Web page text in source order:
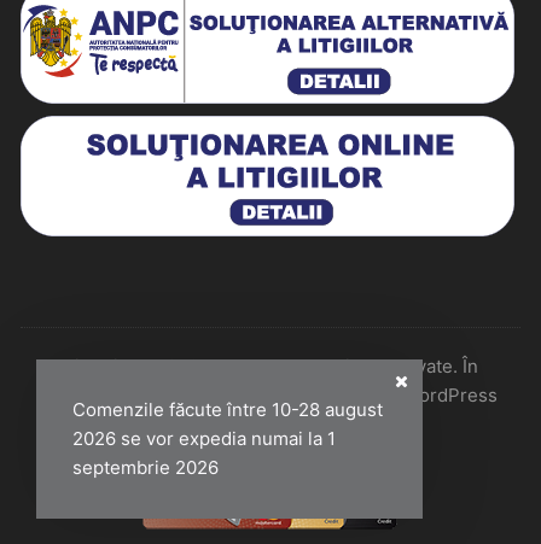
Comenzile făcute între 10-28 august
2026 se vor expedia numai la 1
septembrie 2026
Historiarum 2026 - Toate drepturile rezervate. În
colaborare cu Perfect Pixel & Mentenanță WordPress